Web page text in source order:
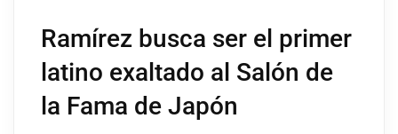
Ramírez busca ser el primer
latino exaltado al Salón de
la Fama de Japón